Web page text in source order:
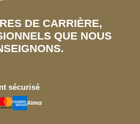
DE CARRIÈRE,
QUE NOUS
sécurisé